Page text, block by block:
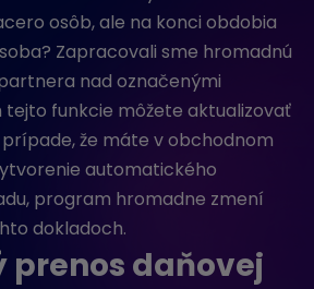
osôb, ale na konci obdobia
Zapracovali sme hromadnú
nad označenými
tejto funkcie môžete aktualizovať
prípade, že máte v obchodnom
automatického
program hromadne zmení
dokladoch.
prenos daňovej